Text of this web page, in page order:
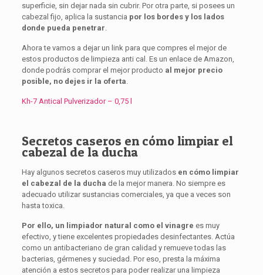
superficie, sin dejar nada sin cubrir. Por otra parte, si posees un
cabezal fijo, aplica la sustancia por los bordes y los lados
donde pueda penetrar
Ahora te vamos a dejar un link para que compres el mejor de
estos productos de limpieza anti cal. Es un enlace de Amazon,
donde podrás comprar el mejor producto al mejor precio
posible, no dejes ir la oferta
Kh-7 Antical Pulverizador – 0,75 l
Secretos caseros en cómo limpiar el
cabezal de la ducha
Hay algunos secretos caseros muy utilizados en cómo limpiar
el cabezal de la ducha de la mejor manera. No siempre es
adecuado utilizar sustancias comerciales, ya que a veces son
hasta toxica.
Por ello, un limpiador natural como el vinagre es muy
efectivo, y tiene excelentes propiedades desinfectantes. Actúa
como un antibacteriano de gran calidad y remueve todas las
bacterias, gérmenes y suciedad. Por eso, presta la máxima
atención a estos secretos para poder realizar una limpieza